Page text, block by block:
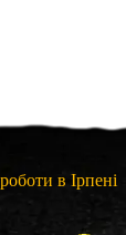
в Ірпені